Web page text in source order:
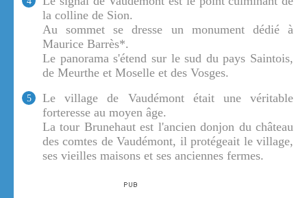
la colline de Sion.
Au sommet se dresse un monument dédié à
Maurice Barrès*.
Le panorama s'étend sur le sud du pays Saintois,
de Meurthe et Moselle et des Vosges.
5
Le village de Vaudémont était une véritable
forteresse au moyen âge.
La tour Brunehaut est l'ancien donjon du château
des comtes de Vaudémont, il protégeait le village,
ses vieilles maisons et ses anciennes fermes.